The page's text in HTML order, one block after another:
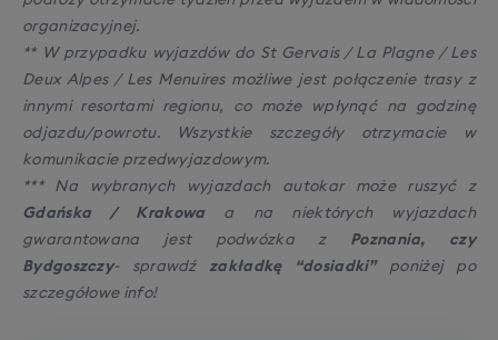
organizacyjnej.
** W przypadku wyjazdów do St Gervais / La Plagne / Les
Deux Alpes / Les Menuires możliwe jest połączenie trasy z
innymi resortami regionu, co może wpłynąć na godzinę
odjazdu/powrotu. Wszystkie szczegóły otrzymacie w
komunikacie przedwyjazdowym.
*** Na wybranych wyjazdach autokar może ruszyć z
Gdańska / Krakowa a na niektórych wyjazdach
gwarantowana jest podwózka z Poznania, czy
Bydgoszczy- sprawdź zakładkę “dosiadki”poniżej po
szczegółowe info!